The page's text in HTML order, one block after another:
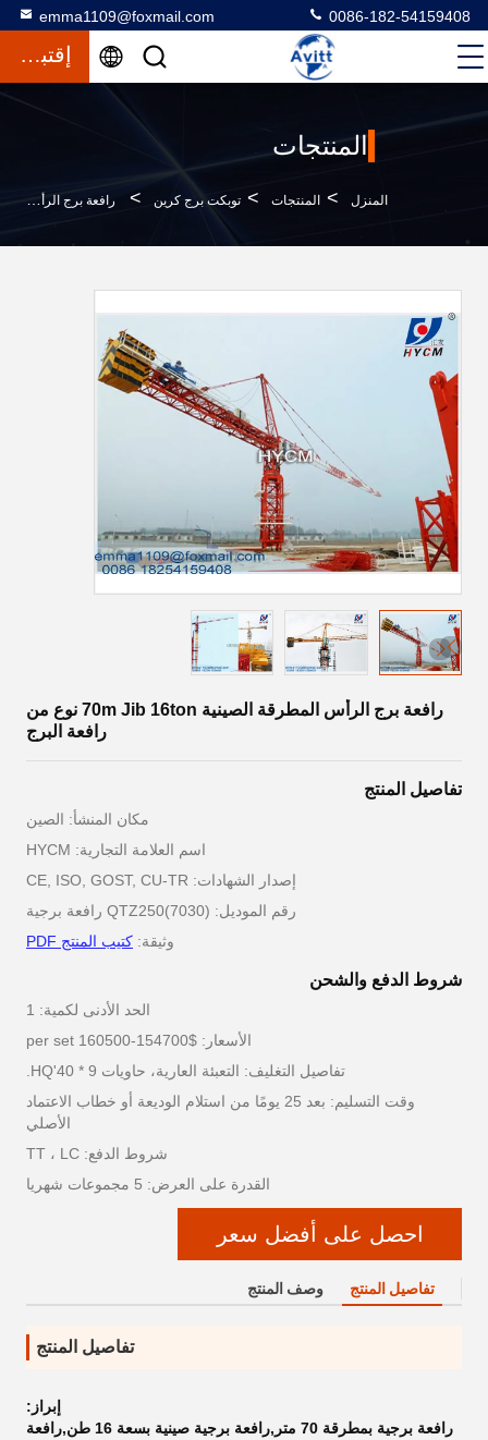
emma1109@foxmail.com 0086-182-54159408
إقتباس
المنتجات
المنزل > المنتجات > توبكت برج كرين > رافعة برج الرأس المطرقة الصينية 70m Jib 16ton نوع من رافعة البرج
رافعة برج الرأس المطرقة الصينية 70m Jib 16ton نوع من
رافعة البرج
تفاصيل المنتج
مكان المنشأ: الصين
اسم العلامة التجارية: HYCM
إصدار الشهادات: CE, ISO, GOST, CU-TR
رقم الموديل: QTZ250(7030) رافعة برجية
وثيقة: كتيب المنتج PDF
شروط الدفع والشحن
الحد الأدنى لكمية: 1
الأسعار: $154700-160500 per set
تفاصيل التغليف: التعبئة العارية، حاويات 9 * 40'HQ.
وقت التسليم: بعد 25 يومًا من استلام الوديعة أو خطاب الاعتماد
الأصلي
شروط الدفع: TT ، LC
القدرة على العرض: 5 مجموعات شهريا
احصل على أفضل سعر
تفاصيل المنتج وصف المنتج
تفاصيل المنتج
إبراز:
رافعة برجية بمطرقة 70 متر,رافعة برجية صينية بسعة 16 طن,رافعة